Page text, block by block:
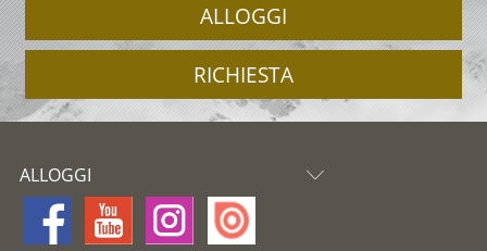
ALLOGGI
RICHIESTA
ALLOGGI